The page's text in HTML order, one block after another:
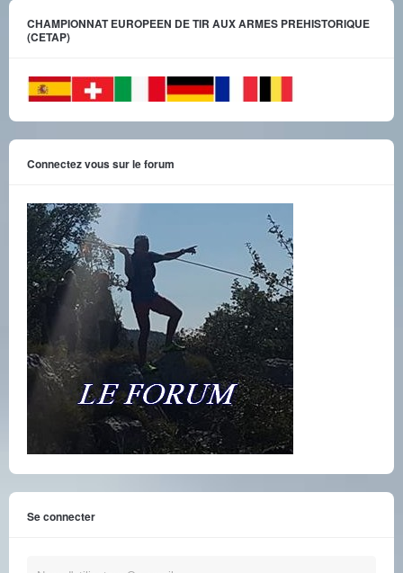
CHAMPIONNAT EUROPEEN DE TIR AUX ARMES PREHISTORIQUE
(CETAP)
Connectez vous sur le forum
Se connecter